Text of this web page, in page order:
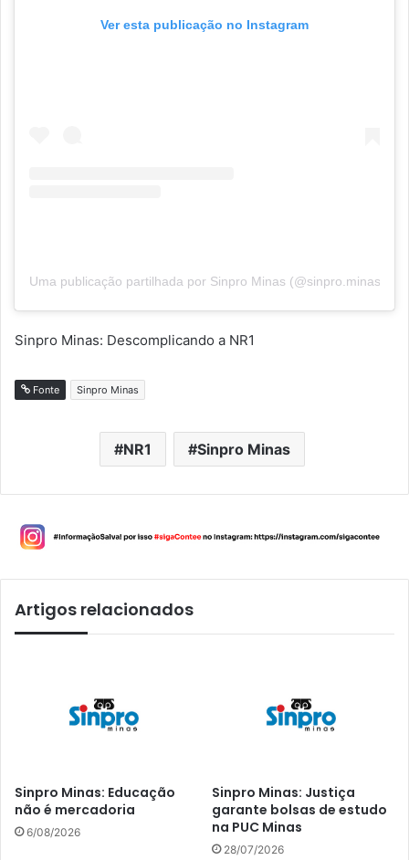
Ver esta publicação no Instagram
Uma publicação partilhada por Sinpro Minas (@sinpro.minas)
Sinpro Minas: Descomplicando a NR1
Fonte Sinpro Minas
NR1 Sinpro Minas
Artigos relacionados
Sinpro Minas: Educação
não é mercadoria
6/08/2026
Sinpro Minas: Justiça
garante bolsas de estudo
na PUC Minas
28/07/2026